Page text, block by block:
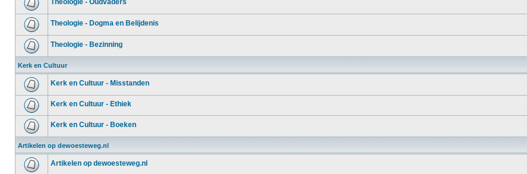
Theologie - Oudvaders
Theologie - Dogma en Belijdenis
Theologie - Bezinning
Kerk en Cultuur
Kerk en Cultuur - Misstanden
Kerk en Cultuur - Ethiek
Kerk en Cultuur - Boeken
Artikelen op dewoesteweg.nl
Artikelen op dewoesteweg.nl